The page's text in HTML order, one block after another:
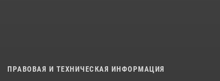
ПРАВОВАЯ И ТЕХНИЧЕСКАЯ ИНФОРМАЦИЯ